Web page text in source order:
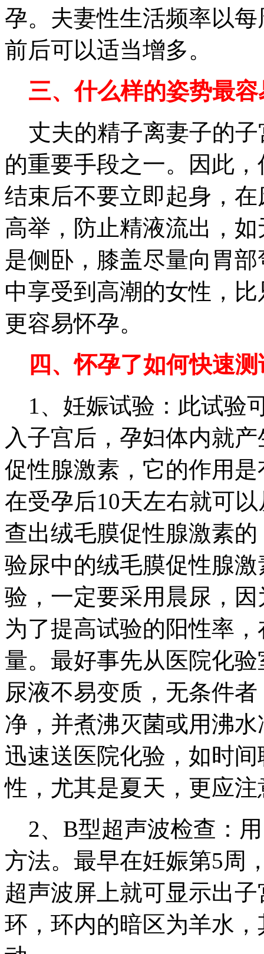
孕。夫妻性生活频率以
前后可以适当增多。
三、什么样的姿势最
丈夫的精子离妻子的子
的重要手段之一。因此
结束后不要立即起身，
高举，防止精液流出，
是侧卧，膝盖尽量向胃
中享受到高潮的女性，
更容易怀孕。
四、怀孕了如何快速
1、妊娠试验：此试验
入子宫后，孕妇体内就
促性腺激素，它的作用
在受孕后10天左右就可
查出绒毛膜促性腺激素
验尿中的绒毛膜促性腺
验，一定要采用晨尿，
为了提高试验的阳性率
量。最好事先从医院化
尿液不易变质，无条件
净，并煮沸灭菌或用沸
迅速送医院化验，如时
性，尤其是夏天，更应
2、B型超声波检查：
方法。最早在妊娠第5周
超声波屏上就可显示出
环，环内的暗区为羊水